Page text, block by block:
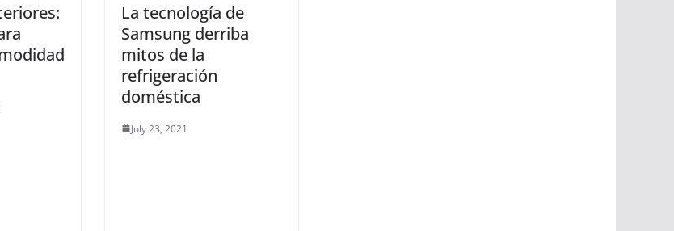
La tecnología de
Samsung derriba
mitos de la
refrigeración
doméstica
July 23, 2021